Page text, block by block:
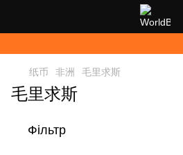
纸币 非洲 毛里求斯
毛里求斯
Фільтр